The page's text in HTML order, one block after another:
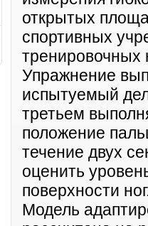
открытых
спортивных
тренировочных
Упражнение
испытуемый
третьем
положение
течение двух
оценить
поверхности
Модель